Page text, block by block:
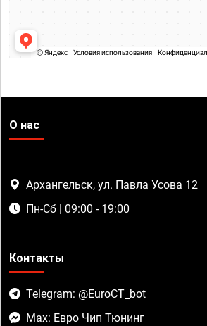
О нас
Архангельск, ул. Павла Усова 12
Пн-Сб | 09:00 - 19:00
Контакты
Telegram: @EuroCT_bot
Max: Евро Чип Тюнинг